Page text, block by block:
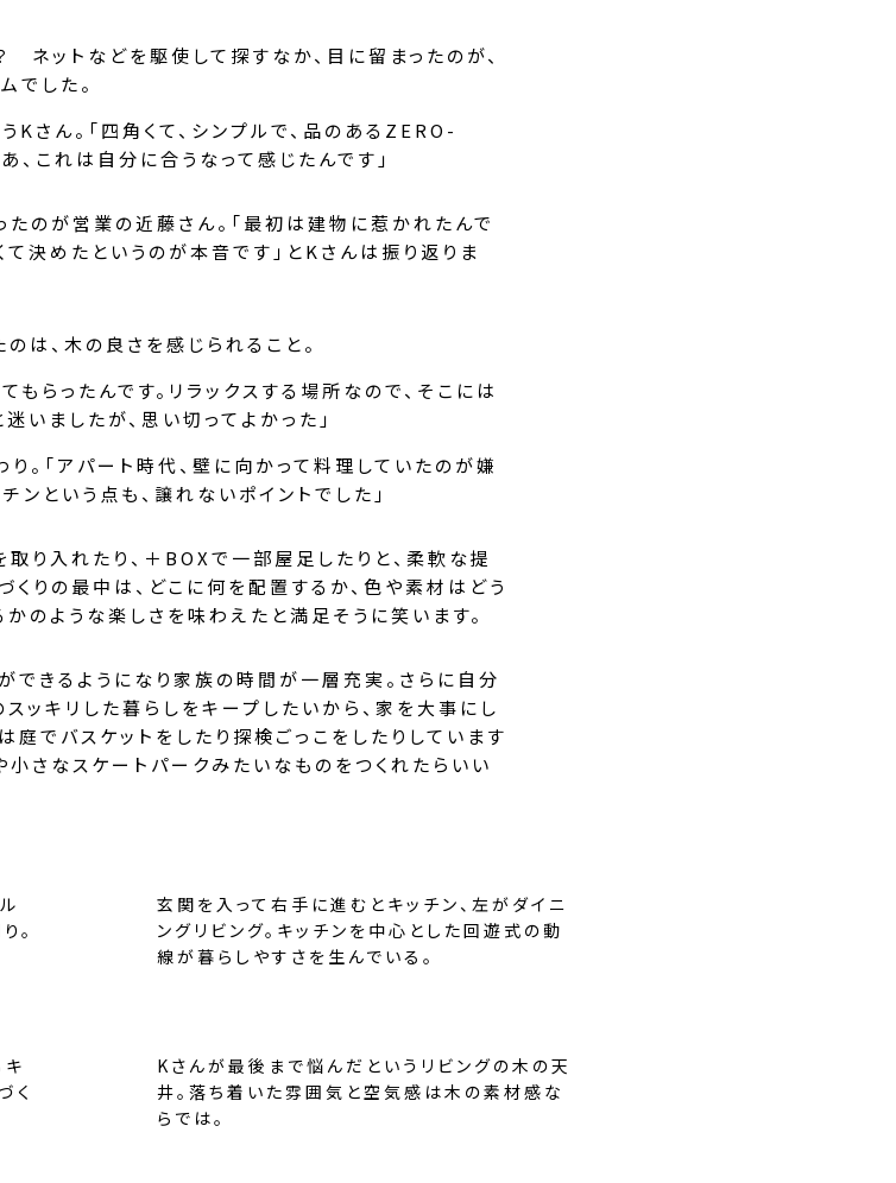
ネットなどを駆使して探すなか、目に留まったのが、
でした。
Kさん。「四角くて、シンプルで、品のあるZERO-
、これは自分に合うなって感じたんです」
のが営業の近藤さん。「最初は建物に惹かれたんで
決めたというのが本音です」とKさんは振り返りま
は、木の良さを感じられること。
もらったんです。リラックスする場所なので、そこには
いましたが、思い切ってよかった」
。「アパート時代、壁に向かって料理していたのが嫌
ンという点も、譲れないポイントでした」
り入れたり、＋BOXで一部屋足したりと、柔軟な提
くりの最中は、どこに何を配置するか、色や素材はどう
のような楽しさを味わえたと満足そうに笑います。
できるようになり家族の時間が一層充実。さらに自分
スッキリした暮らしをキープしたいから、家を大事にし
庭でバスケットをしたり探検ごっこをしたりしています
さなスケートパークみたいなものをつくれたらいい
。
玄関を入って右手に進むとキッチン、左がダイニ
ングリビング。キッチンを中心とした回遊式の動
線が暮らしやすさを生んでいる。
く
Kさんが最後まで悩んだというリビングの木の天
井。落ち着いた雰囲気と空気感は木の素材感な
らでは。